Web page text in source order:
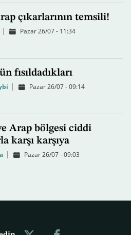
çıkarlarının temsili!
Pazar 26/07 - 11:34
fısıldadıkları
Pazar 26/07 - 09:14
Arap bölgesi ciddi
karşı karşıya
Pazar 26/07 - 09:03